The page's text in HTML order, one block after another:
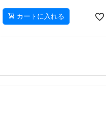
カートに入れる